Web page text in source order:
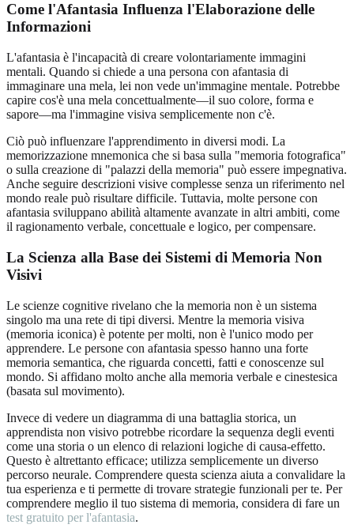
Come l'Afantasia Influenza l'Elaborazione delle
Informazioni
L'afantasia è l'incapacità di creare volontariamente immagini
mentali. Quando si chiede a una persona con afantasia di
immaginare una mela, lei non vede un'immagine mentale. Potrebbe
capire cos'è una mela concettualmente—il suo colore, forma e
sapore—ma l'immagine visiva semplicemente non c'è.
Ciò può influenzare l'apprendimento in diversi modi. La
memorizzazione mnemonica che si basa sulla "memoria fotografica"
o sulla creazione di "palazzi della memoria" può essere impegnativa.
Anche seguire descrizioni visive complesse senza un riferimento nel
mondo reale può risultare difficile. Tuttavia, molte persone con
afantasia sviluppano abilità altamente avanzate in altri ambiti, come
il ragionamento verbale, concettuale e logico, per compensare.
La Scienza alla Base dei Sistemi di Memoria Non
Visivi
Le scienze cognitive rivelano che la memoria non è un sistema
singolo ma una rete di tipi diversi. Mentre la memoria visiva
(memoria iconica) è potente per molti, non è l'unico modo per
apprendere. Le persone con afantasia spesso hanno una forte
memoria semantica, che riguarda concetti, fatti e conoscenze sul
mondo. Si affidano molto anche alla memoria verbale e cinestesica
(basata sul movimento).
Invece di vedere un diagramma di una battaglia storica, un
apprendista non visivo potrebbe ricordare la sequenza degli eventi
come una storia o un elenco di relazioni logiche di causa-effetto.
Questo è altrettanto efficace; utilizza semplicemente un diverso
percorso neurale. Comprendere questa scienza aiuta a convalidare la
tua esperienza e ti permette di trovare strategie funzionali per te. Per
comprendere meglio il tuo sistema di memoria, considera di fare un
test gratuito per l'afantasia.